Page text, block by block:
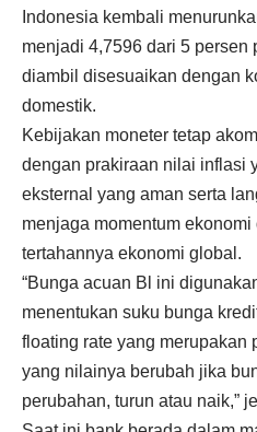
Indonesia kembali
menjadi 4,7596 dari 5 persen
diambil disesuaikan dengan
domestik.
Kebijakan moneter tetap
dengan prakiraan nilai inflasi
eksternal yang aman serta
menjaga momentum
tertahannya ekonomi global.
“Bunga acuan Bl ini
menentukan suku bunga
floating rate yang merupakan
yang nilainya berubah jika
perubahan, turun atau naik,”